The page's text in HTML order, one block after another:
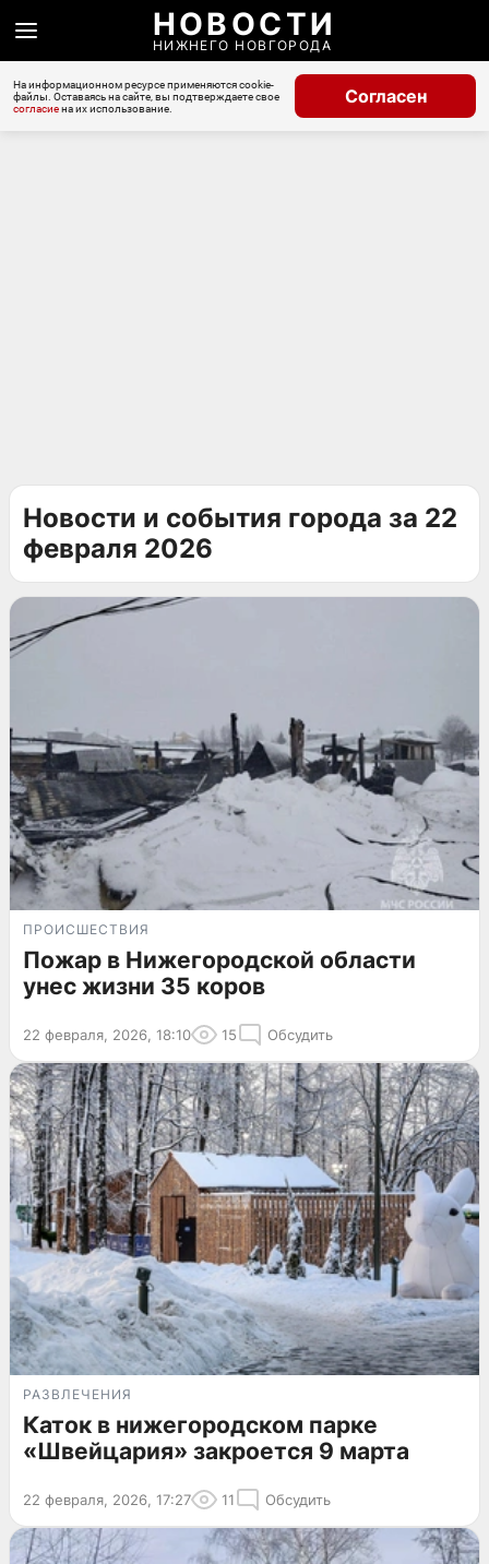
НОВОСТИ
НИЖНЕГО НОВГОРОДА
На информационном ресурсе применяются cookie-
файлы. Оставаясь на сайте, вы подтверждаете свое
согласиена их использование.
Согласен
Новости и события города за 22
февраля 2026
ПРОИСШЕСТВИЯ
Пожар в Нижегородской области
унес жизни 35 коров
22 февраля, 2026, 18:10 15 Обсудить
РАЗВЛЕЧЕНИЯ
Каток в нижегородском парке
«Швейцария» закроется 9 марта
22 февраля, 2026, 17:27 11 Обсудить